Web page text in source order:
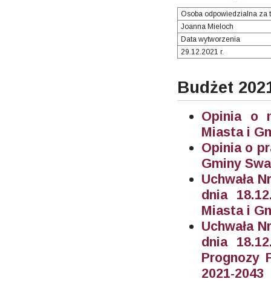
Osoba odpowiedzialna za
Joanna Mieloch
Data wytworzenia
29.12.2021 r.
Budżet
Opinia o
Miasta i
Opinia o
Gminy
Uchwała
dnia
Miasta i
Uchwała
dnia
Prognozy
2021-2043